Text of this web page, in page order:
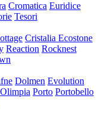
Cromatica Euridice
Tesori
Cristalia Ecostone
Reaction Rocknest
Dolmen Evolution
Olimpia Porto Portobello